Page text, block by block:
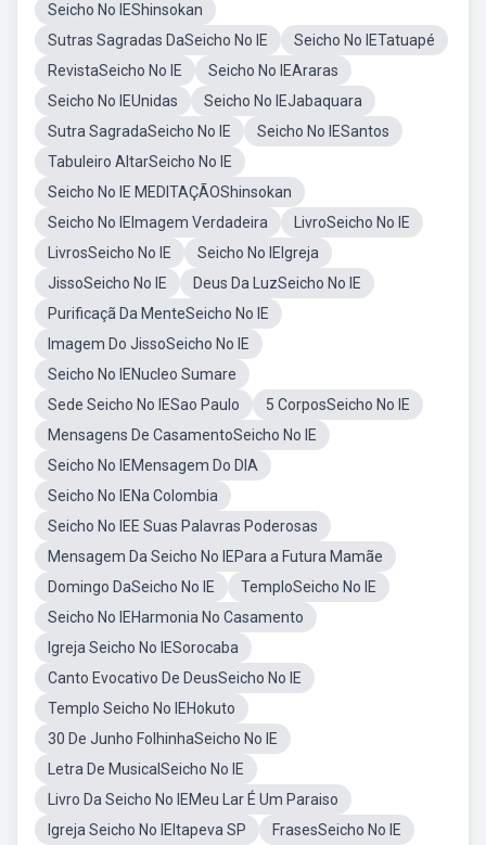
Seicho No IEShinsokan
Sutras Sagradas DaSeicho No IE
Seicho No IETatuapé
RevistaSeicho No IE
Seicho No IEAraras
Seicho No IEUnidas
Seicho No IEJabaquara
Sutra SagradaSeicho No IE
Seicho No IESantos
Tabuleiro AltarSeicho No IE
Seicho No IE MEDITAÇÃOShinsokan
Seicho No IEImagem Verdadeira
LivroSeicho No IE
LivrosSeicho No IE
Seicho No IEIgreja
JissoSeicho No IE
Deus Da LuzSeicho No IE
Purificaçã Da MenteSeicho No IE
Imagem Do JissoSeicho No IE
Seicho No IENucleo Sumare
Sede Seicho No IESao Paulo
5 CorposSeicho No IE
Mensagens De CasamentoSeicho No IE
Seicho No IEMensagem Do DIA
Seicho No IENa Colombia
Seicho No IEE Suas Palavras Poderosas
Mensagem Da Seicho No IEPara a Futura Mamãe
Domingo DaSeicho No IE
TemploSeicho No IE
Seicho No IEHarmonia No Casamento
Igreja Seicho No IESorocaba
Canto Evocativo De DeusSeicho No IE
Templo Seicho No IEHokuto
30 De Junho FolhinhaSeicho No IE
Letra De MusicalSeicho No IE
Livro Da Seicho No IEMeu Lar É Um Paraiso
Igreja Seicho No IEItapeva SP
FrasesSeicho No IE